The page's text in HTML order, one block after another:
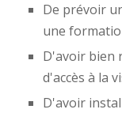
De prévoir
une
D'avoir bien
d'accès à la
D'avoir